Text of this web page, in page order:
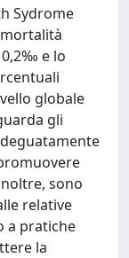
Sydrome
0,2‰ e lo
globale
gli
sono
relative
a pratiche
la